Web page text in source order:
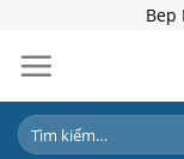
content
Bep
Tìm
kiếm: